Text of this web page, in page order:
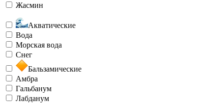
Жасмин
Акватические
Вода
Морская вода
Снег
Бальзамические
Амбра
Гальбанум
Лабданум